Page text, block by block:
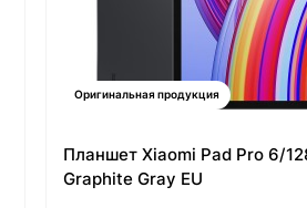
Оригинальная продукция
Планшет Xiaomi Pad Pro 6/
Graphite Gray EU